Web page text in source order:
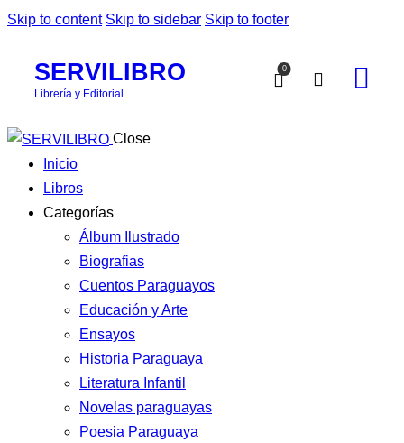
Skip to content Skip to sidebar Skip to footer
SERVILIBRO
Librería y Editorial
0
Close
Inicio
Libros
Categorías
Álbum Ilustrado
Biografias
Cuentos Paraguayos
Educación y Arte
Ensayos
Historia Paraguaya
Literatura Infantil
Novelas paraguayas
Poesia Paraguaya